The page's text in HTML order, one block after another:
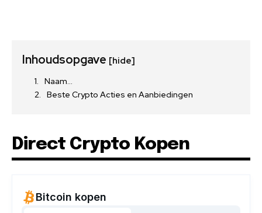
Inhoudsopgave [hide]
Naam…
Beste Crypto Acties en Aanbiedingen
Direct Crypto Kopen